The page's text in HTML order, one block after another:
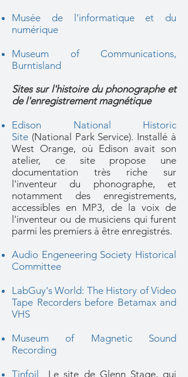
Musée de l'informatique et du
numérique
Museum of Communications,
Burntisland
Sites sur l'histoire du phonographe et
de l'enregistrement magnétique
Edison National Historic
Site (National Park Service). Installé à
West Orange, où Edison avait son
atelier, ce site propose une
documentation très riche sur
l'inventeur du phonographe, et
notamment des enregistrements,
accessibles en MP3, de la voix de
l'inventeur ou de musiciens qui furent
parmi les premiers à être enregistrés.
Audio Engeneering Society Historical
Committee
LabGuy's World: The History of Video
Tape Recorders before Betamax and
VHS
Museum of Magnetic Sound
Recording
Tinfoil Le site de Glenn Stage, qui